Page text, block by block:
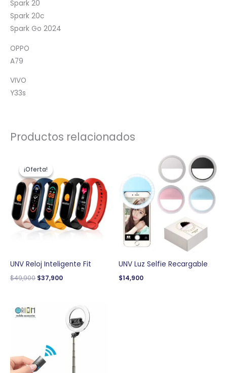
Spark 20
Spark 20c
Spark Go 2024
OPPO
A79
VIVO
Y33s
Productos relacionados
¡Oferta!
¡Oferta!
UNV Reloj Inteligente Fit
$49,900
precio
original
era:
$49,900.
$37,900
es:
$37,900.
UNV Luz Selfie Recargable
$14,900